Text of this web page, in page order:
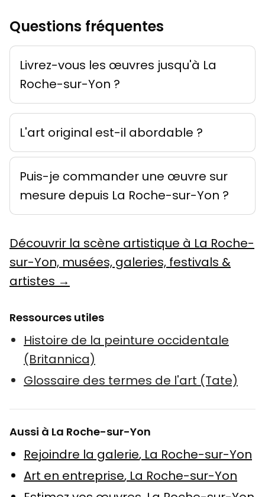
Questions fréquentes
Livrez-vous les œuvres jusqu'à La
Roche-sur-Yon ?
L'art original est-il abordable ?
Puis-je commander une œuvre sur
mesure depuis La Roche-sur-Yon ?
Découvrir la scène artistique à La Roche-
sur-Yon, musées, galeries, festivals &
artistes →
Ressources utiles
Histoire de la peinture occidentale
(Britannica)
Glossaire des termes de l'art (Tate)
Aussi à La Roche-sur-Yon
Rejoindre la galerie, La Roche-sur-Yon
Art en entreprise, La Roche-sur-Yon